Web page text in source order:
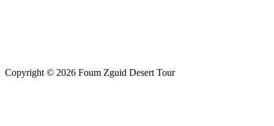
Copyright © 2026 Foum Zguid Desert Tour